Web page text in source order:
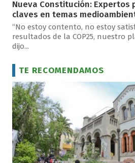
Nueva Constitución:
claves en temas
“No estoy contento, no estoy
resultados de la COP25, nuestro
dijo...
TE RECOMENDAMOS